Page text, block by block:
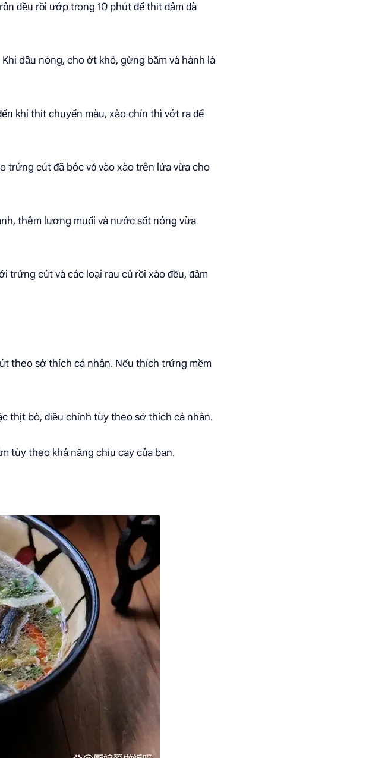
đều rồi ướp trong 10 phút để thịt đậm đà
dầu nóng, cho ớt khô, gừng băm và hành lá
khi thịt chuyển màu, xào chín thì vớt ra để
trứng cút đã bóc vỏ vào xào trên lửa vừa cho
thêm lượng muối và nước sốt nóng vừa
trứng cút và các loại rau củ rồi xào đều, đảm
theo sở thích cá nhân. Nếu thích trứng mềm
thịt bò, điều chỉnh tùy theo sở thích cá nhân.
tùy theo khả năng chịu cay của bạn.